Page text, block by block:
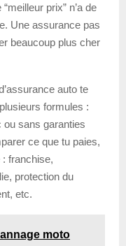
prix” n’a de
Une assurance pas
beaucoup plus cher
auto te
formules :
sans garanties
ce que tu paies,
franchise,
protection du
etc.
moto